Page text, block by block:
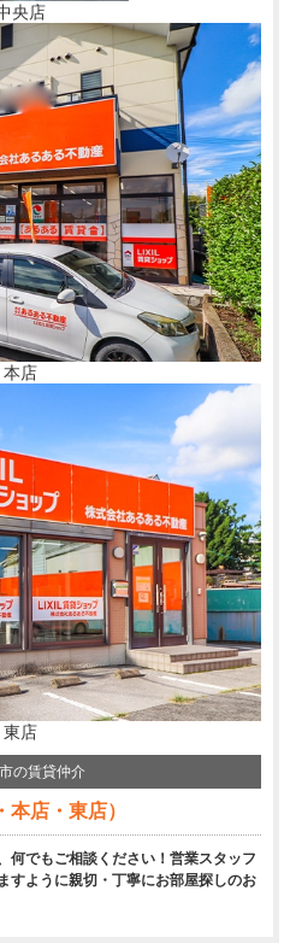
央店
本店
東店
の賃貸仲介
店・東店）
何でもご相談ください！営業スタッフ
すように親切・丁寧にお部屋探しのお